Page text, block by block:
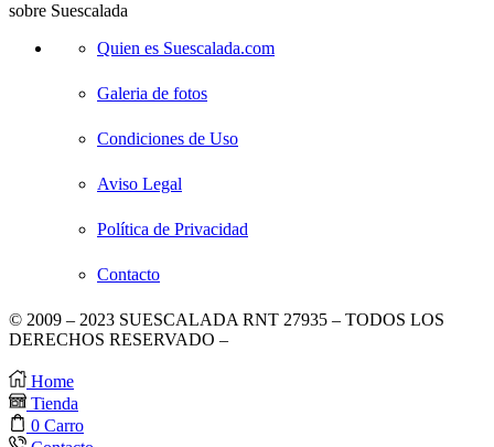
sobre Suescalada
Quien es Suescalada.com
Galeria de fotos
Condiciones de Uso
Aviso Legal
Política de Privacidad
Contacto
© 2009 – 2023 SUESCALADA RNT 27935 – TODOS LOS
DERECHOS RESERVADO –
Home
Tienda
0 Carro